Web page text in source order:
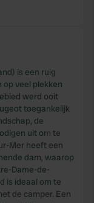
is een ruig
veel plekken
werd ooit
toegankelijk
de
uit om te
Mer heeft een
dam, waarop
Dame-de-
is ideaal om te
de camper. Een